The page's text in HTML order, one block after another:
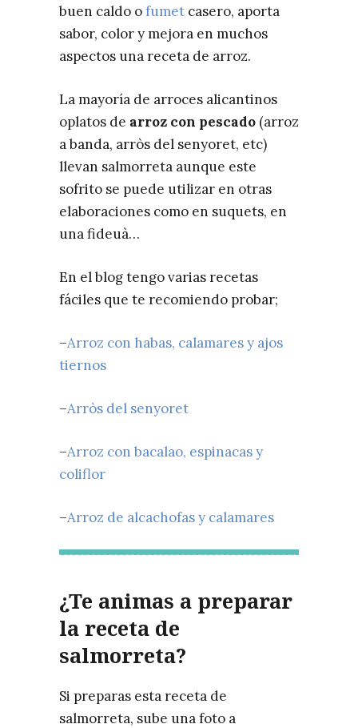
buen caldo ofumet casero, aporta
sabor, color y mejora en muchos
aspectos una receta de arroz.
La mayoría de arroces alicantinos
oplatos de arroz con pescado (arroz
a banda, arròs del senyoret, etc)
llevan salmorreta aunque este
sofrito se puede utilizar en otras
elaboraciones como en suquets, en
una fideuà…
En el blog tengo varias recetas
fáciles que te recomiendo probar;
–Arroz con habas, calamares y ajos
tiernos
–Arròs del senyoret
–Arroz con bacalao, espinacas y
coliflor
–Arroz de alcachofas y calamares
¿Te animas a preparar
la receta de
salmorreta?
Si preparas esta receta de
salmorreta, sube una foto a